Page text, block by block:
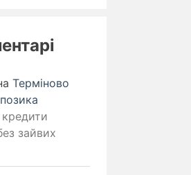
Терміново
зайвих